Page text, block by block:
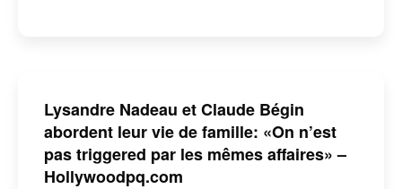
Lysandre Nadeau et Claude Bégin
abordent leur vie de famille: «On n’est
pas triggered par les mêmes affaires» –
Hollywoodpq.com